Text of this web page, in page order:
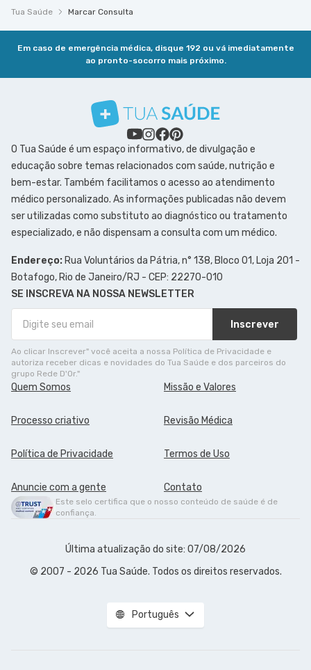
Tua Saúde Marcar Consulta
Em caso de emergência médica, disque 192 ou vá imediatamente
ao pronto-socorro mais próximo.
O Tua Saúde é um espaço informativo, de divulgação e
educação sobre temas relacionados com saúde, nutrição e
bem-estar. Também facilitamos o acesso ao atendimento
médico personalizado. As informações publicadas não devem
ser utilizadas como substituto ao diagnóstico ou tratamento
especializado, e não dispensam a consulta com um médico.
Endereço: Rua Voluntários da Pátria, n° 138, Bloco 01, Loja 201 -
Botafogo, Rio de Janeiro/RJ - CEP: 22270-010
SE INSCREVA NA NOSSA NEWSLETTER
Inscrever
Ao clicar Inscrever" você aceita a nossa Política de Privacidade e
autoriza receber dicas e novidades do Tua Saúde e dos parceiros do
grupo Rede D'Or."
Quem Somos Missão e Valores
Processo criativo Revisão Médica
Política de Privacidade Termos de Uso
Anuncie com a gente Contato
Este selo certifica que o nosso conteúdo de saúde é de
confiança.
Última atualização do site: 07/08/2026
© 2007 - 2026 Tua Saúde. Todos os direitos reservados.
Português